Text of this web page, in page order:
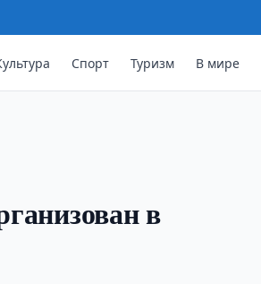
Спорт Туризм В мире
в